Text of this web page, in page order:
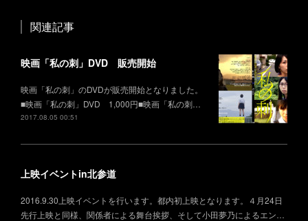
関連記事
映画「私の刺」DVD 販売開始
映画「私の刺」のDVDが販売開始となりました。
■映画「私の刺」DVD 1,000円■映画「私の刺…
2017.08.05 00:51
上映イベントin北参道
2016.9.30上映イベントを行います。都内初上映となります。４月24日
先行上映と同様、関係者による舞台挨拶、そして小田夢乃によるエン…